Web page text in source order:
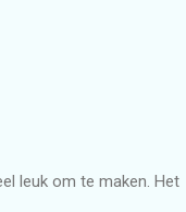
leuk om te maken. Het